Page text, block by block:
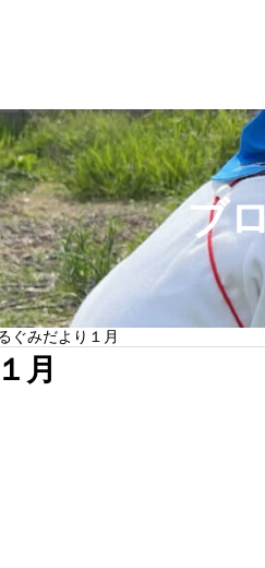
園児募集
２０２７年入園検討者
プルテキスト。
ブ
ぐみだより１月
月